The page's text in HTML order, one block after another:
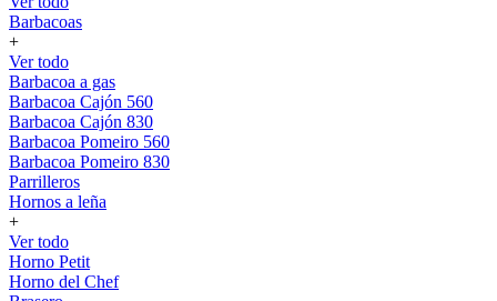
Barbacoas
+
Ver todo
Barbacoa a gas
Barbacoa Cajón 560
Barbacoa Cajón 830
Barbacoa Pomeiro 560
Barbacoa Pomeiro 830
Parrilleros
Hornos a leña
+
Ver todo
Horno Petit
Horno del Chef